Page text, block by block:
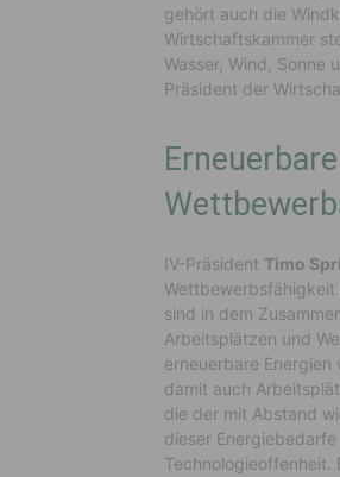
gehört auch die
Wirtschaftskammer
Wasser, Wind, Sonne
Präsident der
IV-Präsident Timo
Wettbewerbsfähigkeit
sind in dem
Arbeitsplätzen und
erneuerbare
damit auch
die der mit Abstand
dieser
Technologieoffenheit.